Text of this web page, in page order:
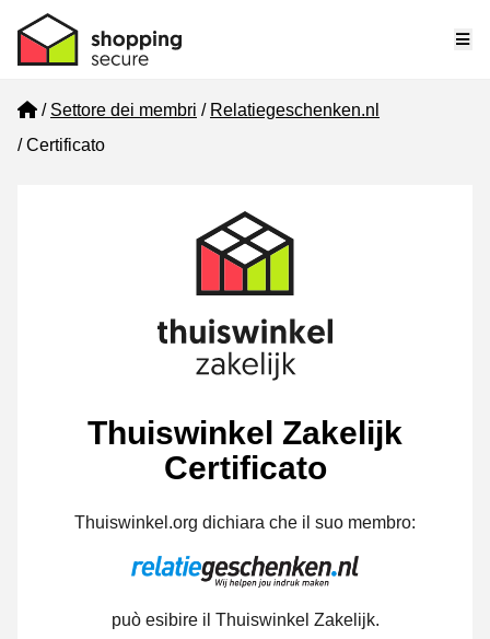
Home
Settore dei membri
Relatiegeschenken.nl
Certificato
Thuiswinkel Zakelijk
Certificato
Thuiswinkel.org dichiara che il suo membro:
può esibire il Thuiswinkel Zakelijk.